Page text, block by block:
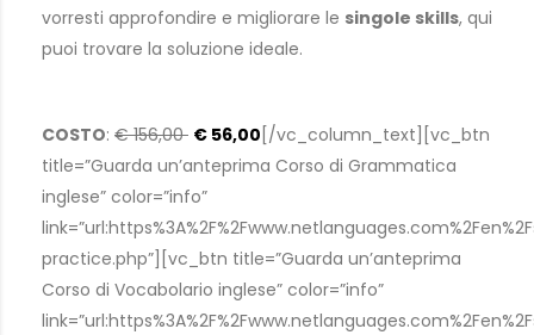
vorresti approfondire e migliorare le singole skills, qui
puoi trovare la soluzione ideale.
COSTO: € 156,00 € 56,00 [/vc_column_text][vc_btn
title=”Guarda un’anteprima Corso di Grammatica
inglese” color=”info”
practice.php”][vc_btn title=”Guarda un’anteprima
Corso di Vocabolario inglese” color=”info”